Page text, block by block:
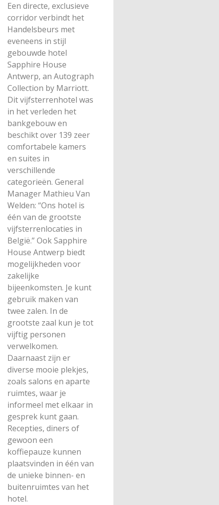
Een directe, exclusieve
corridor verbindt het
Handelsbeurs met
eveneens in stijl
gebouwde hotel
Sapphire House
Antwerp, an Autograph
Collection by Marriott.
Dit vijfsterrenhotel was
in het verleden het
bankgebouw en
beschikt over 139 zeer
comfortabele kamers
en suites in
verschillende
categorieën. General
Manager Mathieu Van
Welden: “Ons hotel is
één van de grootste
vijfsterrenlocaties in
België.” Ook Sapphire
House Antwerp biedt
mogelijkheden voor
zakelijke
bijeenkomsten. Je kunt
gebruik maken van
twee zalen. In de
grootste zaal kun je tot
vijftig personen
verwelkomen.
Daarnaast zijn er
diverse mooie plekjes,
zoals salons en aparte
ruimtes, waar je
informeel met elkaar in
gesprek kunt gaan.
Recepties, diners of
gewoon een
koffiepauze kunnen
plaatsvinden in één van
de unieke binnen- en
buitenruimtes van het
hotel.